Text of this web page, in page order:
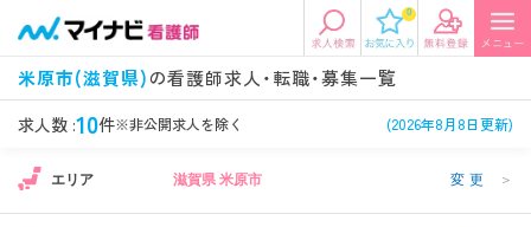
0
米原市(滋賀県)の看護師求人・転職・募集一覧
求人数 :10件※非公開求人を除く (2026年8月8日更新)
エリアから探す
エリアから探す 駅・路線から探す
関東
希望の求人条件を選択
条件項目の選択に戻る
看護師、准看護師など 常勤、夜勤なし可など
エリア 滋賀県 米原市 変更 ＞